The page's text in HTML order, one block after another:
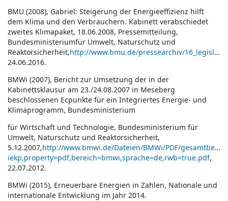
BMU (2008), Gabriel: Steigerung der Energieeffizienz hilft
dem Klima und den Verbrauchern. Kabinett verabschiedet
zweites Klimapaket, 18.06.2008, Pressemitteilung,
Bundesministeriumfür Umwelt, Naturschutz und
Reaktorsicherheit,http://www.bmu.de/pressearchiv/16_legislaturperiode/pm/41805.php
24.06.2016.
BMWi (2007), Bericht zur Umsetzung der in der
Kabinettsklausur am 23./24.08.2007 in Meseberg
beschlossenen Ecpunkte für ein Integriertes Energie- und
Klimaprogramm, Bundesministerium
für Wirtschaft und Technologie, Bundesministerium für
Umwelt, Naturschutz und Reaktorsicherheit,
5.12.2007,http://www.bmwi.de/Dateien/BMWi/PDF/
iekp,property=pdf,bereich=bmwi,sprache=de,rwb=true.pdf,
22.07.2012.
BMWi (2015), Erneuerbare Energien in Zahlen, Nationale und
internationale Entwicklung im Jahr 2014.